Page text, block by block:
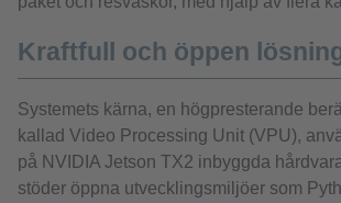
Kraftfull och öppen
Systemets kärna, en högpresterande
kallad Video Processing Unit (VPU),
på NVIDIA Jetson TX2 inbyggda
stöder öppna utvecklingsmiljöer som